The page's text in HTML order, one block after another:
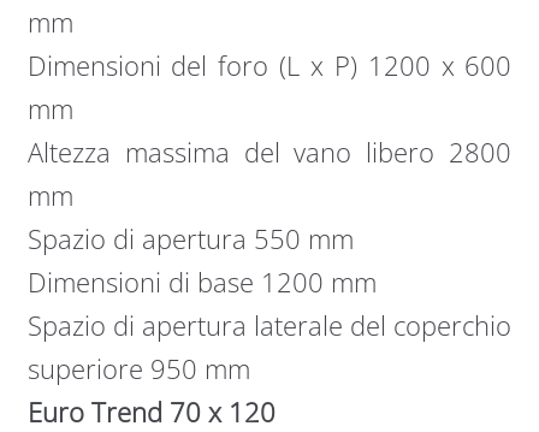
mm
Dimensioni del foro (L x P) 1200 x 600
mm
Altezza massima del vano libero 2800
mm
Spazio di apertura 550 mm
Dimensioni di base 1200 mm
Spazio di apertura laterale del coperchio
superiore 950 mm
Euro Trend 70 x 120